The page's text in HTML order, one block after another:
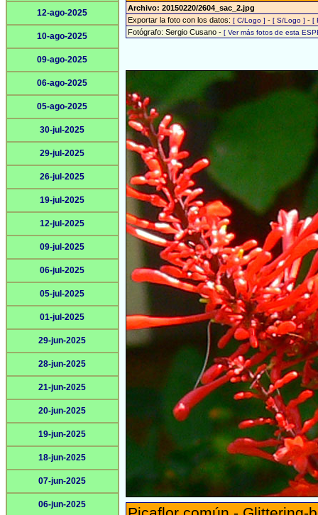
12-ago-2025
10-ago-2025
09-ago-2025
06-ago-2025
05-ago-2025
30-jul-2025
29-jul-2025
26-jul-2025
19-jul-2025
12-jul-2025
09-jul-2025
06-jul-2025
05-jul-2025
01-jul-2025
29-jun-2025
28-jun-2025
21-jun-2025
20-jun-2025
19-jun-2025
18-jun-2025
07-jun-2025
06-jun-2025
Archivo: 20150220/2604_sac_2.jpg
Exportar la foto con los datos: [ C/Logo ] - [ S/Logo ] - [
Fotógrafo: Sergio Cusano - [ Ver más fotos de esta